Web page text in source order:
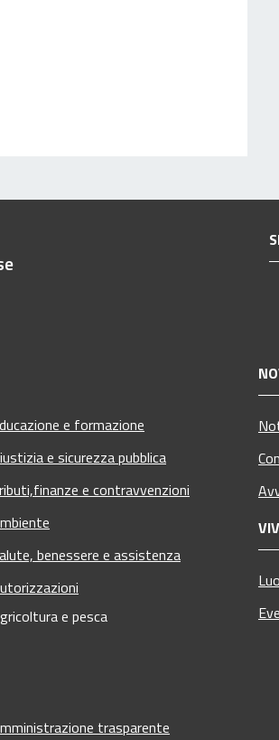
e formazione
e sicurezza pubblica
e contravvenzioni
benessere e assistenza
e pesca
trasparente